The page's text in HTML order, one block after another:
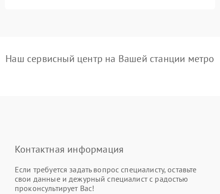
Наш сервисный центр на Вашей станции метро
Контактная информация
Если требуется задать вопрос специалисту, оставьте
свои данные и дежурный специалист с радостью
проконсультирует Вас!